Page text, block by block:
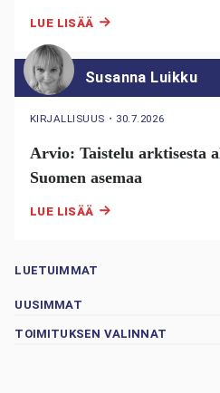
LUE LISÄÄ
Susanna Luikku
KIRJALLISUUS ・ 30.7.2026
Arvio: Taistelu arktisesta
Suomen asemaa
LUE LISÄÄ
LUETUIMMAT
UUSIMMAT
TOIMITUKSEN VALINNAT